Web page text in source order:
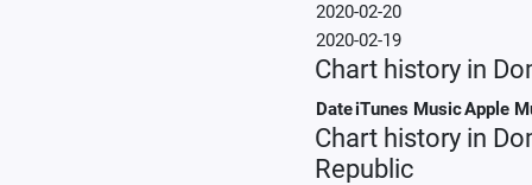
2020-02-20
2020-02-19
Chart history in
DateiTunes MusicApple
Chart history in
Republic